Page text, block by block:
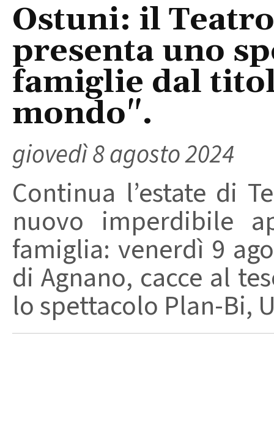
Ostuni: il
presenta uno
famiglie dal
mondo".
giovedì 8 agosto 2024
Continua l’estate di
nuovo imperdibile
famiglia: venerdì 9
di Agnano, cacce al
lo spettacolo Plan-Bi,